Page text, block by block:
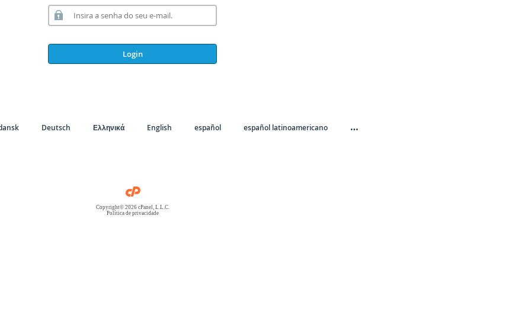
Login
Deutsch Ελληνικά English español español latinoamericano …
Copyright© 2026 cPanel, L.L.C.
Política de privacidade